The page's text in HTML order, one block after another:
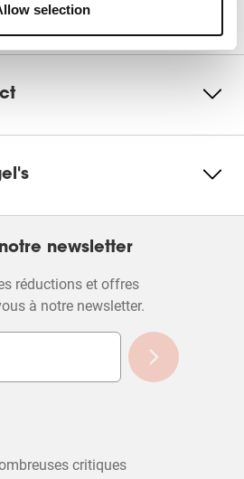
selection
newsletter
réductions et offres
à notre newsletter.
critiques